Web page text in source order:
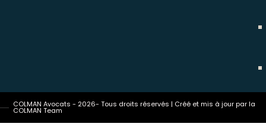
COLMAN Avocats - 2026- Tous droits réservés | Créé et mis à jour par la
COLMAN Team